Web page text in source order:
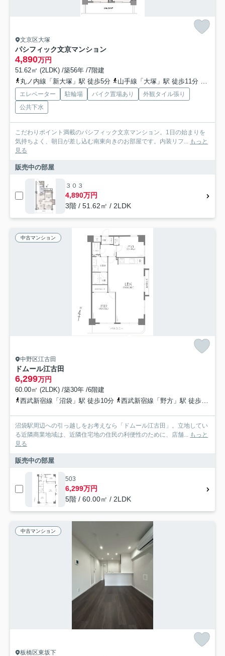
文京区大塚
パシフィック文京マンション
4,890万円
51.62㎡ (2LDK) /築56年 /7階建
丸ノ内線「新大塚」駅 徒歩5分
山手線「大塚」駅 徒歩11分
エレベーター 駐輪場 バイク置場あり
外観タイル張り
公共下水
こだわりポイント満載のパシフィック文京マンション。1日の始まりを
気持ちよく、朝日が差し込む南東向きのお部屋です。内装リフ...
もっと
見る
販売中の部屋
３０３
4,890万円
3階 / 51.62㎡ / 2LDK
中古マンション
中野区江古田
ドムール江古田
6,299万円
60.00㎡ (2LDK) /築30年 /6階建
西武新宿線「沼袋」駅 徒歩10分
西武新宿線「野方」駅 徒歩12分
沼袋駅周辺への引っ越しをお考えなら「ドムール江古田」。立地してい
る近隣商業地域は、近隣住宅地の住民の利便性のために、店舗...
もっと
見る
販売中の部屋
503
6,299万円
5階 / 60.00㎡ / 2LDK
中古マンション
板橋区東坂下